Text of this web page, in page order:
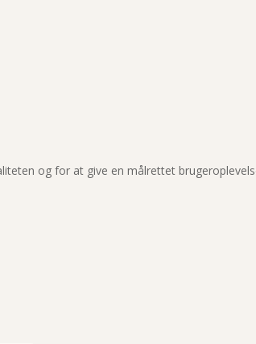
og for at give en målrettet